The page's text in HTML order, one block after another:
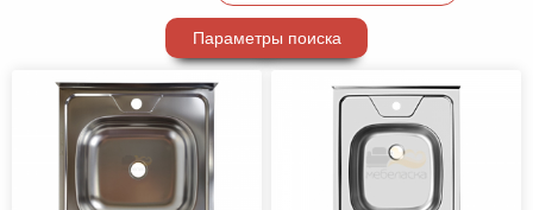
гостиную
Мебель
прихожей
Комоды
Параметры поиска